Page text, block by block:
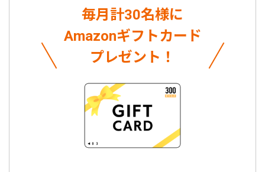
毎月計30名様に
Amazonギフトカード
プレゼント！